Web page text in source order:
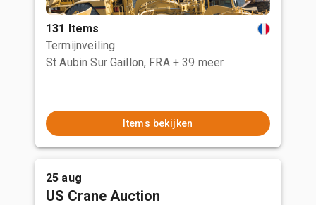
131 Items
Termijnveiling
St Aubin Sur Gaillon, FRA + 39 meer
Items bekijken
25 aug
US Crane Auction